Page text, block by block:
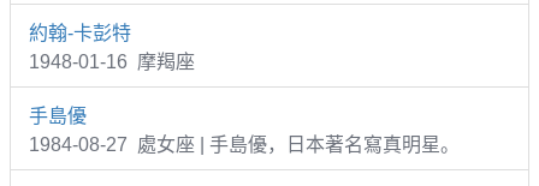
約翰-卡彭特
1948-01-16 摩羯座
手島優
1984-08-27 處女座 | 手島優，日本著名寫真明星。